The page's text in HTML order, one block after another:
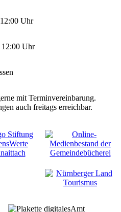
Uhr
12:00 Uhr
mit Terminvereinbarung.
auch freitags erreichbar.